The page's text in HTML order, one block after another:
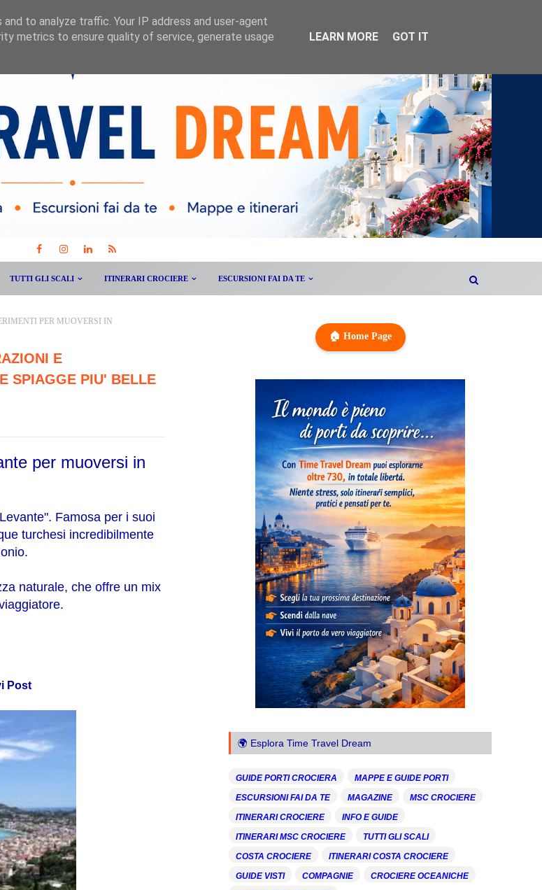
TUTTI GLI SCALI ITINERARI CROCIERE ESCURSIONI FAI DA TE
PER MUOVERSI IN
E
SPIAGGE PIU' BELLE
per muoversi in
Famosa per i suoi
turchesi incredibilmente
naturale, che offre un mix
Post
🏠 Home Page
🌍 Esplora Time Travel Dream
GUIDE PORTI CROCIERA
MAPPE E GUIDE PORTI
ESCURSIONI FAI DA TE
MAGAZINE
MSC CROCIERE
ITINERARI CROCIERE
INFO E GUIDE
ITINERARI MSC CROCIERE
TUTTI GLI SCALI
COSTA CROCIERE
ITINERARI COSTA CROCIERE
GUIDE VISTI
COMPAGNIE
CROCIERE OCEANICHE
to analyze traffic. Your IP address and user-agent
metrics to ensure quality of service, generate usage
LEARN MORE GOT IT